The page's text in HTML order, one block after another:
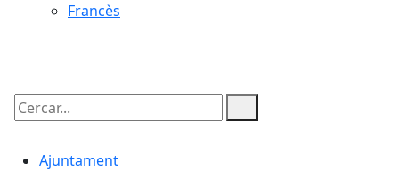
Francès
Cercar:
Ajuntament